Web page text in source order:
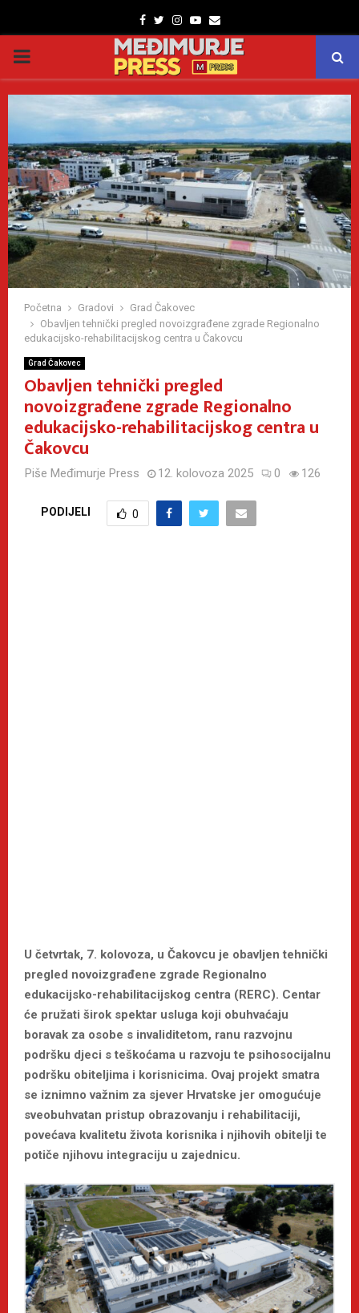
Facebook
TwitterInstagram
Youtube
Email
PRIMARY
MENU
Početna Gradovi
Grad Čakovec
Obavljen tehnički pregled novoizgrađene zgrade Regionalno
edukacijsko-rehabilitacijskog centra u Čakovcu
Grad Čakovec
Obavljen tehnički pregled
novoizgrađene zgrade Regionalno
edukacijsko-rehabilitacijskog centra u
Čakovcu
Piše Međimurje Press 12. kolovoza 2025 0 126
PODIJELI 0
U četvrtak, 7. kolovoza, u Čakovcu je obavljen tehnički
pregled novoizgrađene zgrade Regionalno
edukacijsko-rehabilitacijskog centra (RERC). Centar
će pružati širok spektar usluga koji obuhvaćaju
boravak za osobe s invaliditetom, ranu razvojnu
podršku djeci s teškoćama u razvoju te psihosocijalnu
podršku obiteljima i korisnicima. Ovaj projekt smatra
se iznimno važnim za sjever Hrvatske jer omogućuje
sveobuhvatan pristup obrazovanju i rehabilitaciji,
povećava kvalitetu života korisnika i njihovih obitelji te
potiče njihovu integraciju u zajednicu.